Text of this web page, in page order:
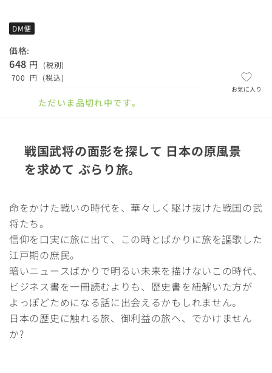
DM便
価格:
648 円
(税別)
700 円 (税込)
ただいま品切れ中です。
お気に入り
戦国武将の面影を探して 日本の原風景
を求めて ぶらり旅。
命をかけた戦いの時代を、華々しく駆け抜けた戦国の武
将たち。
信仰を口実に旅に出て、この時とばかりに旅を謳歌した
江戸期の庶民。
暗いニュースばかりで明るい未来を描けないこの時代、
ビジネス書を一冊読むよりも、歴史書を紐解いた方が
よっぽどためになる話に出会えるかもしれません。
日本の歴史に触れる旅、御利益の旅へ、でかけません
か?